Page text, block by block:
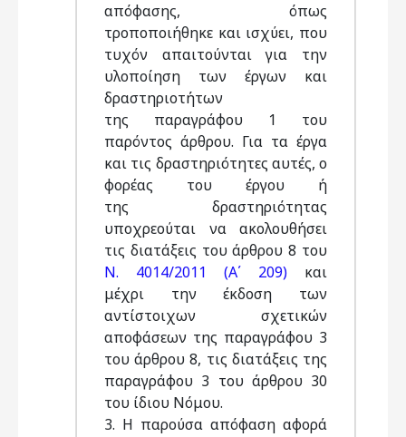
απόφασης, όπως
τροποποιήθηκε και ισχύει, που
τυχόν απαιτούνται για την
υλοποίηση των έργων και
δραστηριοτήτων
της παραγράφου 1 του
παρόντος άρθρου. Για τα έργα
και τις δραστηριότητες αυτές, ο
φορέας του έργου ή
της δραστηριότητας
υποχρεούται να ακολουθήσει
τις διατάξεις του άρθρου 8 του
Ν. 4014/2011 (Α΄ 209) και
μέχρι την έκδοση των
αντίστοιχων σχετικών
αποφάσεων της παραγράφου 3
του άρθρου 8, τις διατάξεις της
παραγράφου 3 του άρθρου 30
του ίδιου Νόμου.
3. Η παρούσα απόφαση αφορά